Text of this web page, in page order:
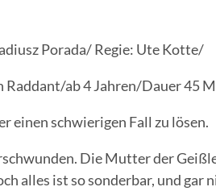
Porada/ Regie: Ute Kotte/
Raddant/ab 4 Jahren/Dauer 45
einen schwierigen Fall zu lösen.
Die Mutter der
alles ist so sonderbar, und